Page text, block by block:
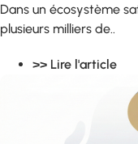
Dans un écosystème
plusieurs milliers de..
>> Lire l'article